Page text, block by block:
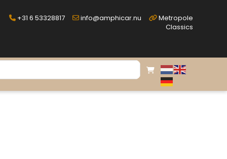
+31 6 53328817 info@amphicar.nu
Metropole
Classics